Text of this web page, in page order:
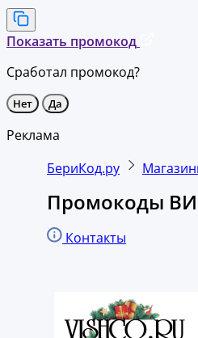
Показать промокод
Сработал промокод?
Нет Да
Реклама
БериКод.ру
Промокоды
Контакты